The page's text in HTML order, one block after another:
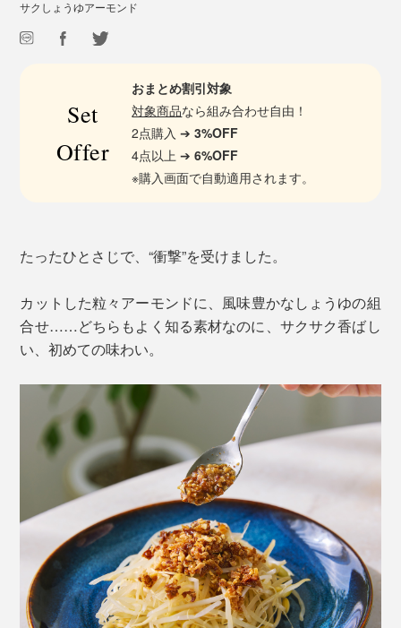
サクしょうゆアーモンド
Set
Offer
おまとめ割引対象
対象商品なら組み合わせ自由！
2点購入 ➔3%OFF
4点以上 ➔6%OFF
※購入画面で自動適用されます。
たったひとさじで、“衝撃”を受けました。
カットした粒々アーモンドに、風味豊かなしょうゆの組
合せ……どちらもよく知る素材なのに、サクサク香ばし
い、初めての味わい。